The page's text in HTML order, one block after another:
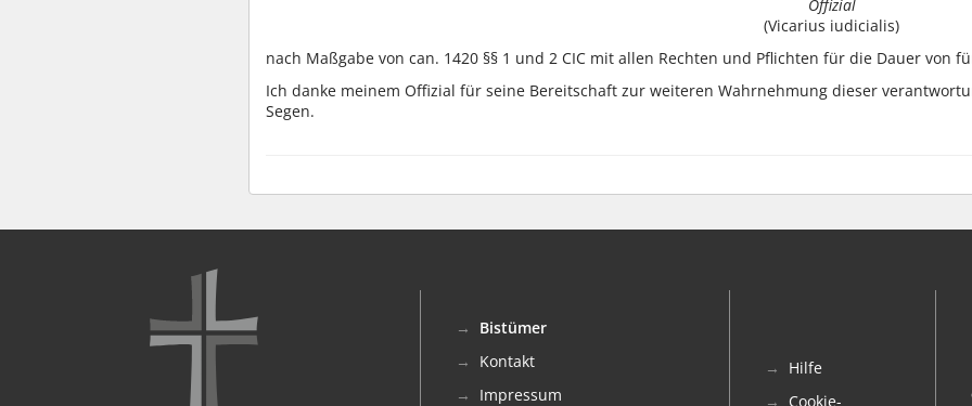
Offizial
(Vicarius iudicialis)
nach Maßgabe von can. 1420 §§ 1 und 2 CIC mit allen Rechten und Pflichten für die Dauer von
Ich danke meinem Offizial für seine Bereitschaft zur weiteren Wahrnehmung dieser
Segen.
Bistümer
Kontakt
Impressum
Hilfe
Cookie-